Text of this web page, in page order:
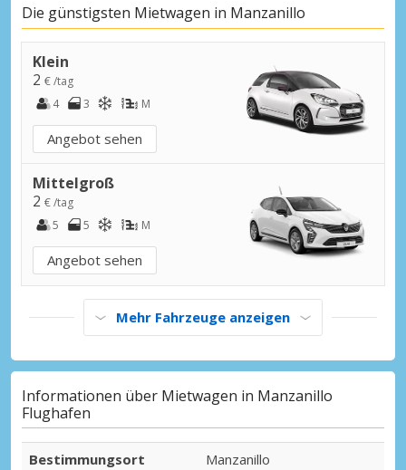
Die günstigsten Mietwagen in Manzanillo
Klein
2 € /tag
4
3 M
Angebot sehen
Mittelgroß
2 € /tag
5
5 M
Angebot sehen
Mehr Fahrzeuge anzeigen
Informationen über Mietwagen in Manzanillo
Flughafen
Bestimmungsort
Manzanillo